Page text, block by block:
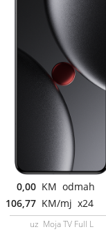
0,00 KM odmah
106,77 KM/mj x24
uz Moja TV Full L